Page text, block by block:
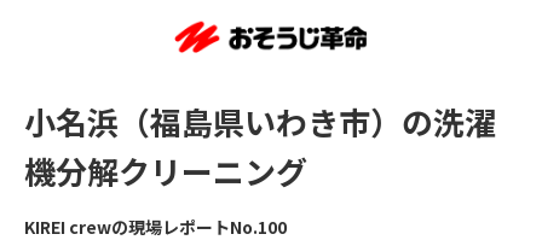
小名浜（福島県いわき市）の洗濯
機分解クリーニング
KIREI crewの現場レポートNo.100